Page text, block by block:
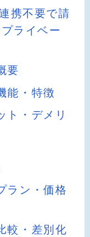
携不要で請
ライベー
要
能・特徴
・デメリ
ラン・価格
較・差別化